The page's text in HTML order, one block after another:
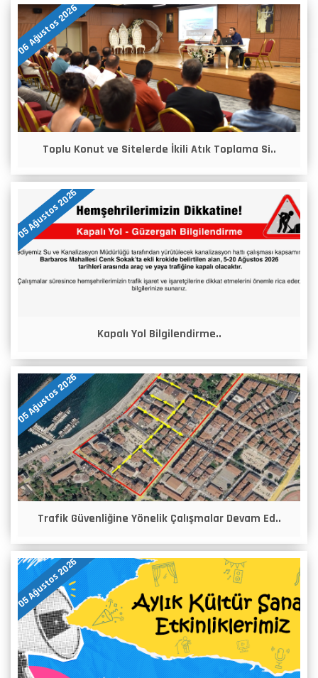
06 Ağustos 2026
Toplu Konut ve Sitelerde İkili Atık Toplama Si..
05 Ağustos 2026
Kapalı Yol Bilgilendirme..
05 Ağustos 2026
Trafik Güvenliğine Yönelik Çalışmalar Devam Ed..
05 Ağustos 2026